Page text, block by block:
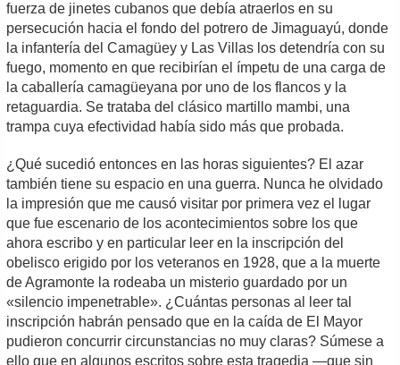
fuerza de jinetes cubanos que debía atraerlos en su
persecución hacia el fondo del potrero de Jimaguayú, donde
la infantería del Camagüey y Las Villas los detendría con su
fuego, momento en que recibirían el ímpetu de una carga de
la caballería camagüeyana por uno de los flancos y la
retaguardia. Se trataba del clásico martillo mambi, una
trampa cuya efectividad había sido más que probada.
¿Qué sucedió entonces en las horas siguientes? El azar
también tiene su espacio en una guerra. Nunca he olvidado
la impresión que me causó visitar por primera vez el lugar
que fue escenario de los acontecimientos sobre los que
ahora escribo y en particular leer en la inscripción del
obelisco erigido por los veteranos en 1928, que a la muerte
de Agramonte la rodeaba un misterio guardado por un
«silencio impenetrable». ¿Cuántas personas al leer tal
inscripción habrán pensado que en la caída de El Mayor
pudieron concurrir circunstancias no muy claras? Súmese a
ello que en algunos escritos sobre esta tragedia —que sin